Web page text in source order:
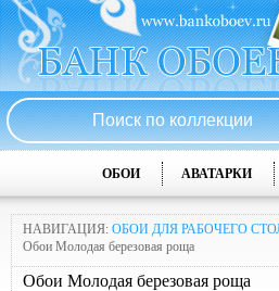
ОБОИ АВАТАРКИ
НАВИГАЦИЯ: ОБОИ ДЛЯ РАБОЧЕГО
Обои Молодая березовая роща
Обои Молодая березовая роща